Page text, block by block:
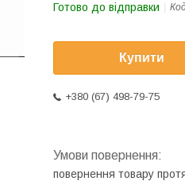
Готово до відправки
Купити
+380 (67) 498-79-75
повернення товару